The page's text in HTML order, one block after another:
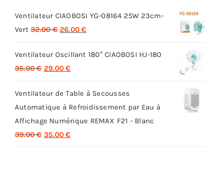
Ventilateur CIAOBOSI YG-08164 25W 23cm-
Vert 32.00€ Le
initial
était :
26.00€
actuel
Ventilateur Oscillant 180° CIAOBOSI HJ-180
35.00€ Le
initial
était :
35.00 €.
29.00€
actuel
est :
29.00 €.
Ventilateur de Table à Secousses
Automatique à Refroidissement par Eau à
Affichage Numérique REMAX F21 - Blanc
39.00€ Le
35.00€